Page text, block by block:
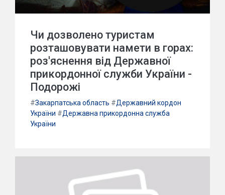
Чи дозволено туристам
розташовувати намети в горах:
роз'яснення від Державної
прикордонної служби України -
Подорожі
#Закарпатська область #Державний кордон
України #Державна прикордонна служба
України